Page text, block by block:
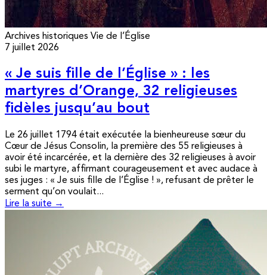
Archives historiques Vie de l’Église
7 juillet 2026
« Je suis fille de l’Église » : les
martyres d’Orange, 32 religieuses
fidèles jusqu’au bout
Le 26 juillet 1794 était exécutée la bienheureuse sœur du
Cœur de Jésus Consolin, la première des 55 religieuses à
avoir été incarcérée, et la dernière des 32 religieuses à avoir
subi le martyre, affirmant courageusement et avec audace à
ses juges : « Je suis fille de l’Église ! », refusant de prêter le
serment qu’on voulait...
Lire la suite →